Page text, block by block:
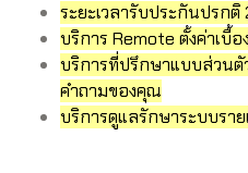
ระยะเวลารับประกันปรกติ
บริการ Remote ตั้งค่าเบื้
บริการที่ปรึกษาแบบส่วน
คำถามของคุณ
บริการดูแลรักษาระบบรา